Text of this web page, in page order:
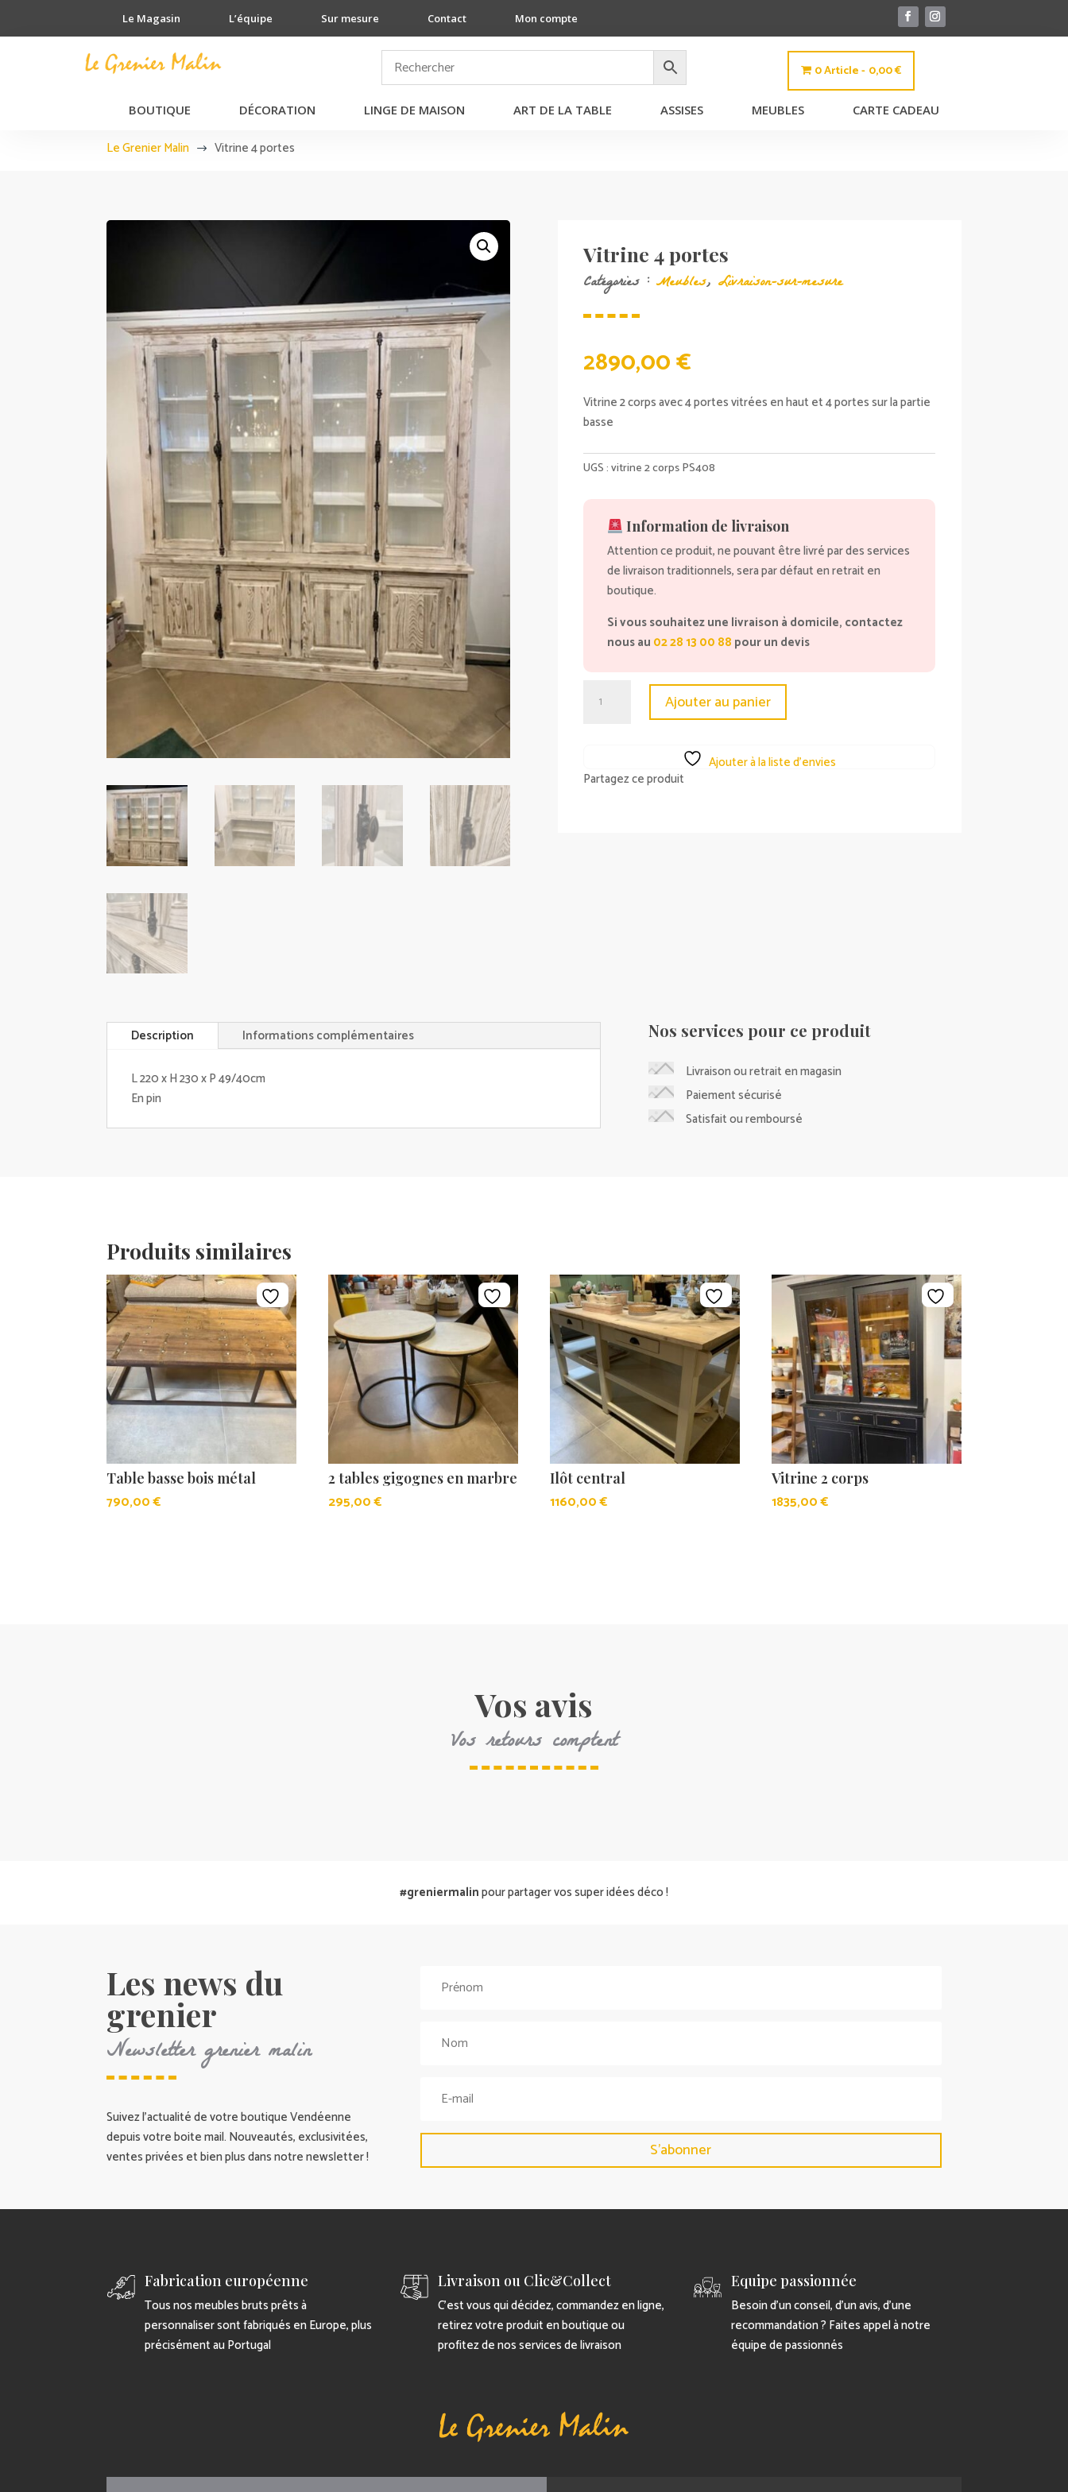
Le Magasin L’équipe Sur mesure Contact Mon compte
0 Article 0,00 €
BOUTIQUE DÉCORATION LINGE DE MAISON ART DE LA TABLE ASSISES MEUBLES CARTE CADEAU
Le Grenier Malin $ Vitrine 4 portes
Vitrine 4 portes
Catégories : Meubles, Livraison-sur-mesure
2890,00€
Vitrine 2 corps avec 4 portes vitrées en haut et 4 portes sur la partie
basse
UGS :vitrine 2 corps PS408
Information de livraison
Attention ce produit, ne pouvant être livré par des services
de livraison traditionnels, sera par défaut en retrait en
boutique.
Si vous souhaitez une livraison à domicile, contactez
nous au 02 28 13 00 88 pour un devis
portes
Ajouter au panier
Ajouter à la liste d’envies
Partagez ce produit
Description Informations complémentaires
L 220 x H 230 x P 49/40cm
En pin
Nos services pour ce produit
Livraison ou retrait en magasin
Paiement sécurisé
Satisfait ou remboursé
Produits similaires
Table basse bois métal
790,00€
2 tables gigognes en marbre
295,00€
Ilôt central
1160,00€
Vitrine 2 corps
1835,00€
Vos avis
Vos retours comptent
#greniermalinpour partager vos super idées déco !
Les news du
grenier
Newsletter grenier malin
Suivez l’actualité de votre boutique Vendéenne
depuis votre boite mail. Nouveautés, exclusivitées,
ventes privées et bien plus dans notre newsletter !
S'abonner
Fabrication européenne
Tous nos meubles bruts prêts à
personnaliser sont fabriqués en Europe, plus
précisément au Portugal
Livraison ou Clic&Collect
C’est vous qui décidez, commandez en ligne,
retirez votre produit en boutique ou
profitez de nos services de livraison
Equipe passionnée
Besoin d’un conseil, d’un avis, d’une
recommandation ? Faites appel à notre
équipe de passionnés